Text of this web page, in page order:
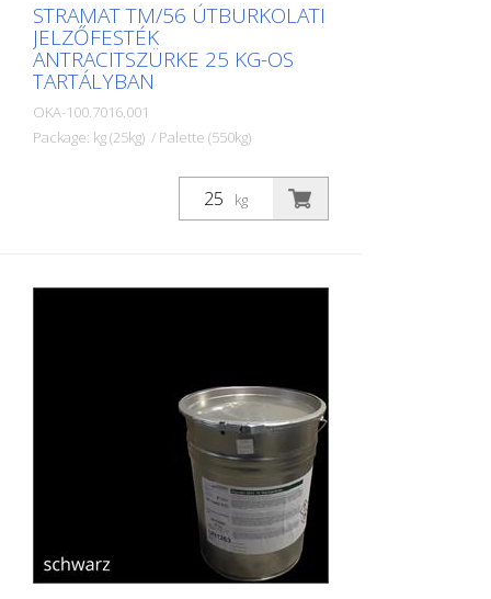
STRAMAT TM/56 ÚTBURKOLATI
JELZŐFESTÉK
ANTRACITSZÜRKE 25 KG-OS
TARTÁLYBAN
OKA-100.7016.001
Package: kg (25kg) / Palette (550kg)
A STRAMAT útburkolati festékeket
elsősorban aszfalt- vagy betonfelületeken,
szegély- és középvonalak, parkolók,
magánterületeken.
kg